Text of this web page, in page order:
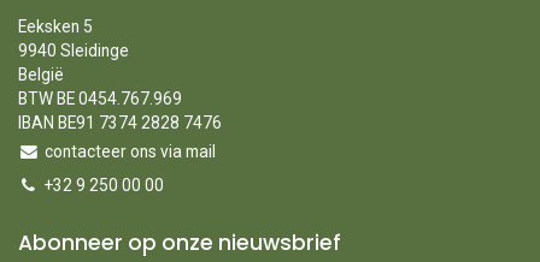
Eeksken 5
9940 Sleidinge
België
BTW BE 0454.767.969
IBAN BE91 7374 2828 7476
contacteer ons via mail
+32 9 250 00 00
Abonneer op onze nieuwsbrief